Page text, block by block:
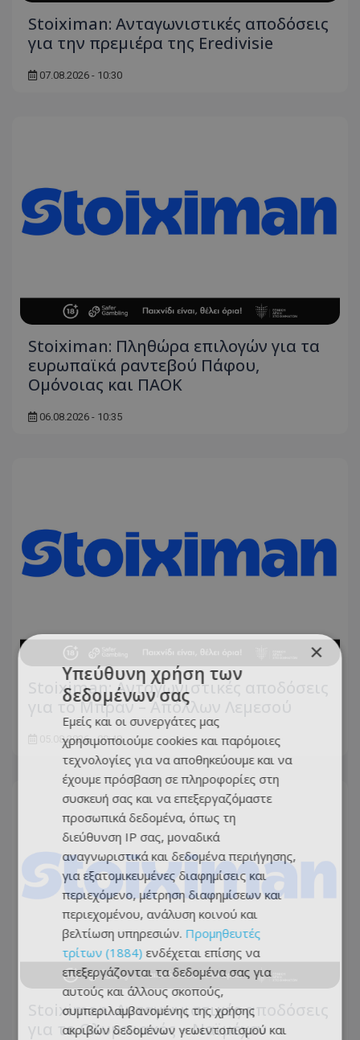
Stoiximan: Ανταγωνιστικές αποδόσεις
για την πρεμιέρα της Eredivisie
07.08.2026 - 10:30
Stoiximan: Πληθώρα επιλογών για τα
ευρωπαϊκά ραντεβού Πάφου,
Ομόνοιας και ΠΑΟΚ
06.08.2026 - 10:35
Stoiximan: Ανταγωνιστικές αποδόσεις
για το Μπραν – Απόλλων Λεμεσού
05.08.2026 - 09:48
Stoiximan: Ανταγωνιστικές αποδόσεις
για το Ολυμπιακός – Ναϊμέχεν
×
Υπεύθυνη χρήση των
δεδομένων σας
Εμείς και οι συνεργάτες μας
χρησιμοποιούμε cookies και παρόμοιες
τεχνολογίες για να αποθηκεύουμε και να
έχουμε πρόσβαση σε πληροφορίες στη
συσκευή σας και να επεξεργαζόμαστε
προσωπικά δεδομένα, όπως τη
διεύθυνση IP σας, μοναδικά
αναγνωριστικά και δεδομένα περιήγησης,
για εξατομικευμένες διαφημίσεις και
περιεχόμενο, μέτρηση διαφημίσεων και
περιεχομένου, ανάλυση κοινού και
βελτίωση υπηρεσιών. Προμηθευτές
τρίτων (1884) ενδέχεται επίσης να
επεξεργάζονται τα δεδομένα σας για
αυτούς και άλλους σκοπούς,
συμπεριλαμβανομένης της χρήσης
ακριβών δεδομένων γεωεντοπισμού και